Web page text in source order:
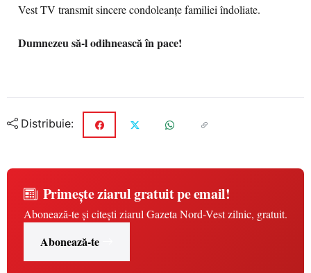
Vest TV transmit sincere condoleanţe familiei îndoliate.
Dumnezeu să-l odihnească în pace!
Distribuie:
Primește ziarul gratuit pe email!
Abonează-te și citești ziarul Gazeta Nord-Vest zilnic, gratuit.
Abonează-te